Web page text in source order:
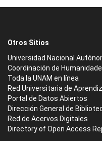
Otros Sitios
Universidad Nacional
Coordinación de
Toda la UNAM en línea
Red Universitaria de
Portal de Datos Abiertos
Dirección General de
Red de Acervos Digitales
Directory of Open Access